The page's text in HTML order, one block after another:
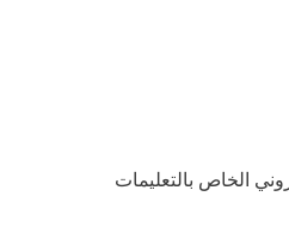
الخاص بالتعليمات